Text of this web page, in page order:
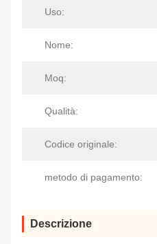
Uso:
Nome:
Moq:
Qualità:
Codice originale:
metodo di pagamento:
Descrizione